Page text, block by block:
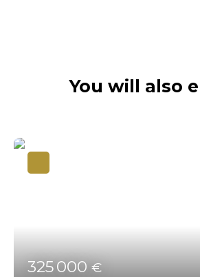
You will also
325 000€